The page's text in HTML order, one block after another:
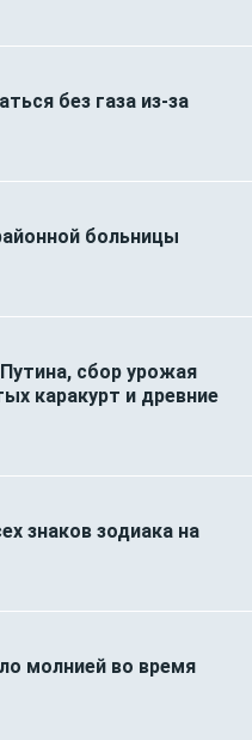
без газа из-за
больницы
сбор урожая
каракурт и древние
знаков зодиака на
молнией во время